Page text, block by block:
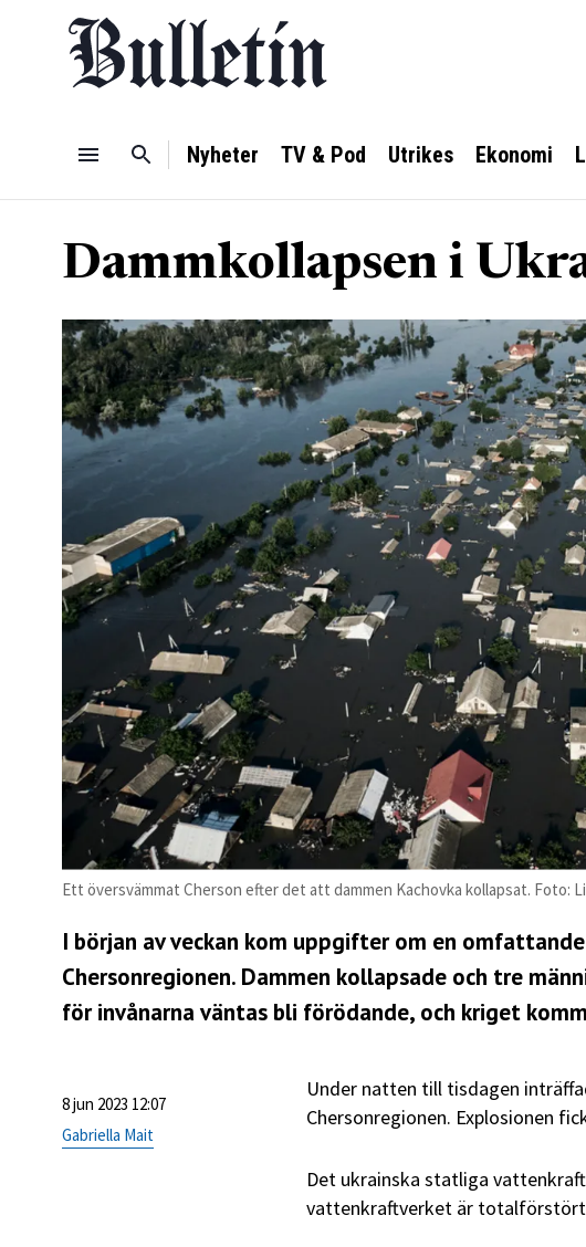
Nyheter TV & Pod Utrikes Ekonomi
Dammkollapsen i
Ett översvämmat Cherson efter det att dammen Kachovka kollapsat. Foto:
I början av veckan kom uppgifter om en
Chersonregionen. Dammen kollapsade och tre
för invånarna väntas bli förödande, och kriget
8 jun 2023 12:07
Gabriella Mait
Under natten till tisdagen
Chersonregionen. Explosionen
Det ukrainska statliga
vattenkraftverket är